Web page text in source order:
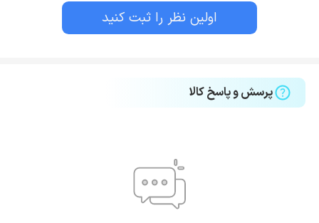
اولین نظر را ثبت کنید
پرسش و پاسخ کالا